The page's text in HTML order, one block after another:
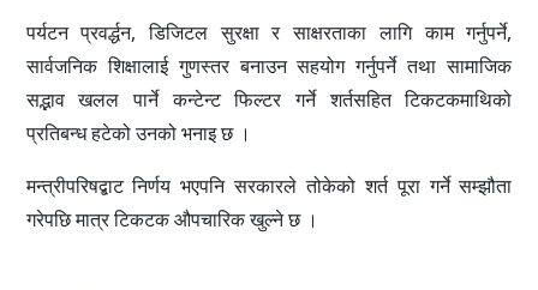
पर्यटन प्रवर्द्धन, डिजिटल सुरक्षा र साक्षरताका लागि काम गर्नुपर्ने,
सार्वजनिक शिक्षालाई गुणस्तर बनाउन सहयोग गर्नुपर्ने तथा सामाजिक
सद्भाव खलल पार्ने कन्टेन्ट फिल्टर गर्ने शर्तसहित टिकटकमाथिको
प्रतिबन्ध हटेको उनको भनाइ छ ।
मन्त्रीपरिषद्बाट निर्णय भएपनि सरकारले तोकेको शर्त पूरा गर्ने सम्झौता
गरेपछि मात्र टिकटक औपचारिक खुल्ने छ ।